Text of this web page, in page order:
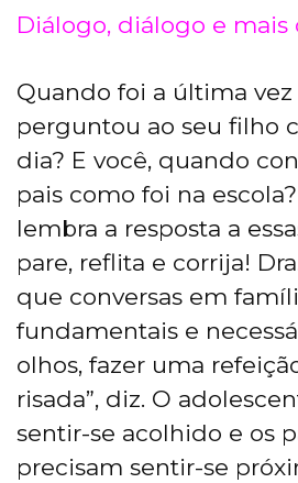
Diálogo, diálogo e mais
Quando foi a última
perguntou ao seu filho
dia? E você, quando
pais como foi na
lembra a resposta a
pare, reflita e corrija!
que conversas em
fundamentais e
olhos, fazer uma
risada”, diz. O
sentir-se acolhido e os
precisam sentir-se